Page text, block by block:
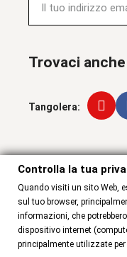
Trovaci anche
Tangolera:
Controlla la tua
Controlla la tua
Quando visiti un sito Web,
sul tuo browser,
informazioni, che
dispositivo internet
principalmente utilizzate